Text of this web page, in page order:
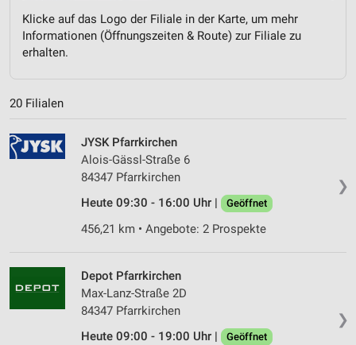
Klicke auf das Logo der Filiale in der Karte, um mehr
Informationen (Öffnungszeiten & Route) zur Filiale zu
erhalten.
20 Filialen
❯
JYSK Pfarrkirchen
Alois-Gässl-Straße 6
84347 Pfarrkirchen
Heute 09:30 - 16:00 Uhr |
Geöffnet
456,21 km • Angebote: 2 Prospekte
❯
Depot Pfarrkirchen
Max-Lanz-Straße 2D
84347 Pfarrkirchen
Heute 09:00 - 19:00 Uhr |
Geöffnet